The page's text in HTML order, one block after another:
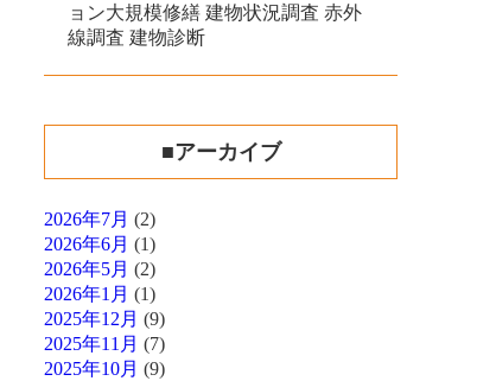
ョン大規模修繕 建物状況調査 赤外
線調査 建物診断
■アーカイブ
2026年7月 (2)
2026年6月 (1)
2026年5月 (2)
2026年1月 (1)
2025年12月 (9)
2025年11月 (7)
2025年10月 (9)